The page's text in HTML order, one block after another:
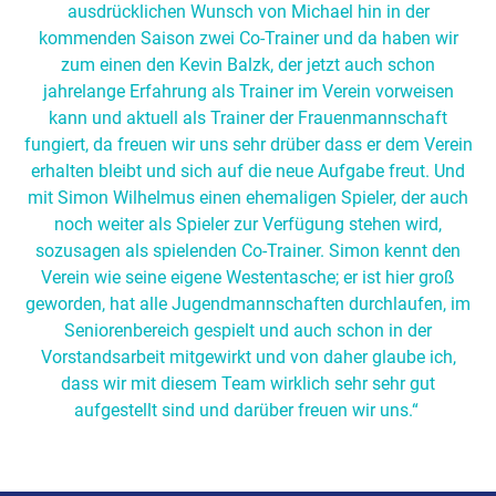
ausdrücklichen Wunsch von Michael hin in der
kommenden Saison zwei Co-Trainer und da haben wir
zum einen den Kevin Balzk, der jetzt auch schon
jahrelange Erfahrung als Trainer im Verein vorweisen
kann und aktuell als Trainer der Frauenmannschaft
fungiert, da freuen wir uns sehr drüber dass er dem Verein
erhalten bleibt und sich auf die neue Aufgabe freut. Und
mit Simon Wilhelmus einen ehemaligen Spieler, der auch
noch weiter als Spieler zur Verfügung stehen wird,
sozusagen als spielenden Co-Trainer. Simon kennt den
Verein wie seine eigene Westentasche; er ist hier groß
geworden, hat alle Jugendmannschaften durchlaufen, im
Seniorenbereich gespielt und auch schon in der
Vorstandsarbeit mitgewirkt und von daher glaube ich,
dass wir mit diesem Team wirklich sehr sehr gut
aufgestellt sind und darüber freuen wir uns.“